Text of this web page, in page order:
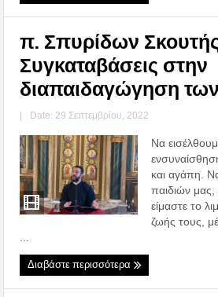
π. Σπυρίδων
Συγκαταβάσεις στην
διαπαιδαγώγηση
| Date: 29 Σεπτεμβρίου, 2022
Να
και αγάπη.
παιδιών
είμαστε το
ζωής τους,
Διαβάστε περισσότερα